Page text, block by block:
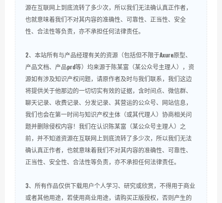
源在互联网上到底流转了多少次，所以我们无法确认真正作者，
也就意味着我们不对其内容的准确性、可靠性、正当性、安全
性、合法性等负责，亦不承担任何法律责任。
2、本站所有与产品经理有关的资源（包括但不限于Axure原型、
产品文档、产品prd等）均来源于陈某富（某公众号主理人），资
源如有涉及知识产权问题，请原作者及时与我们联系，我们这边
将提供关于他那边的一切切实有效的证据，含时间点、微信群、
聊天记录、收费记录、分发记录、其营运的公众号、网站信息，
我们也会在第一时间与知识产权主体（或其代理人）协商相关问
题并删除侵权内容！我们在认识陈某富（某公众号主理人）之
前，并不知道资源在互联网上到底流转了多少次，所以我们无法
确认真正作者，也就意味着我们不对其内容的准确性、可靠性、
正当性、安全性、合法性等负责，亦不承担任何法律责任。
3、所有作品仅供下载用户个人学习、研究或欣赏，不得用于商业
或者其他用途，若使用商业用途，请购买正版授权，否则产生的